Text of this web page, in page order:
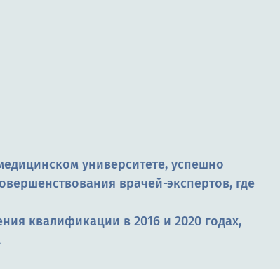
университете, успешно
врачей-экспертов, где
квалификации в 2016 и 2020 годах,